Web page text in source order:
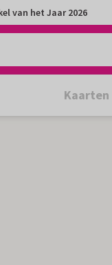
van het Jaar 2026
Kaarten